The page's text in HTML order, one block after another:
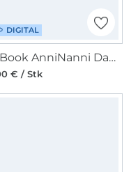
DIGITAL
E-Book AnniNanni Damen Sommerbluse
€ / Stk